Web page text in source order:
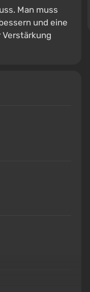
Man muss
und eine